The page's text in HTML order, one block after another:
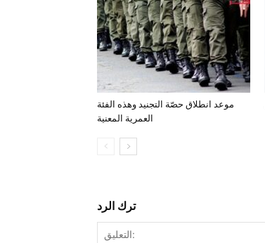
موعد انطلاق حصّة التجنيد وهذه الفئة
العمرية المعنية
ترك الرد